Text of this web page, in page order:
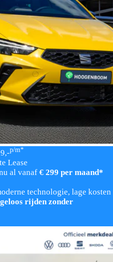
p/m*
Lease
al vanaf € 299 per maand*
technologie, lage kosten
rijden zonder